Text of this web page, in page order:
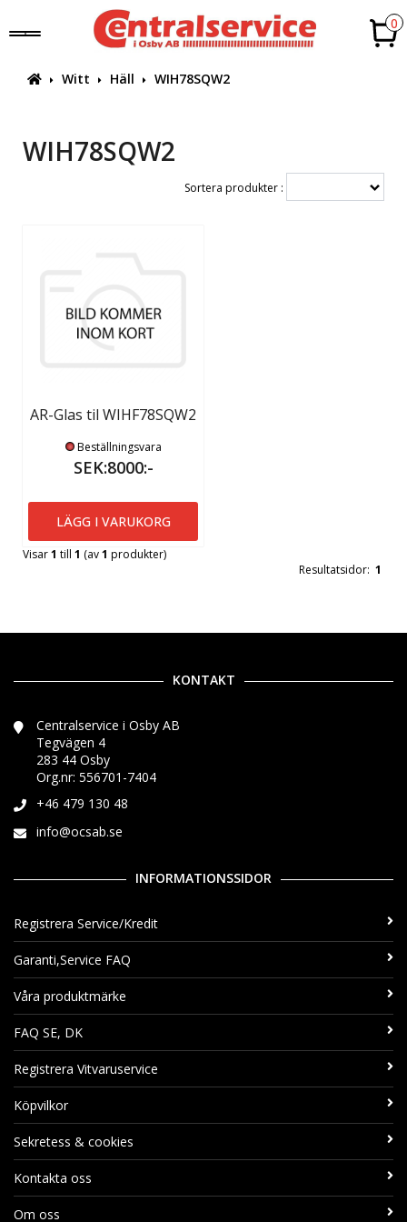
0
Witt Häll WIH78SQW2
WIH78SQW2
Sortera produkter :
AR-Glas til WIHF78SQW2
Beställningsvara
SEK:8000:-
LÄGG I VARUKORG
Visar1 till 1 (av1 produkter)
Resultatsidor: 1
KONTAKT
Centralservice i Osby AB
Tegvägen 4
283 44 Osby
Org.nr: 556701-7404
+46 479 130 48
info@ocsab.se
INFORMATIONSSIDOR
Registrera Service/Kredit
Garanti,Service FAQ
Våra produktmärke
FAQ SE, DK
Registrera Vitvaruservice
Köpvilkor
Sekretess & cookies
Kontakta oss
Om oss